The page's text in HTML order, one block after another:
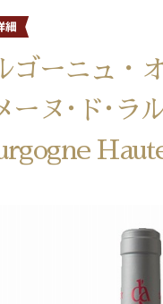
ゴーニュ・
ーヌ･ド･ラ